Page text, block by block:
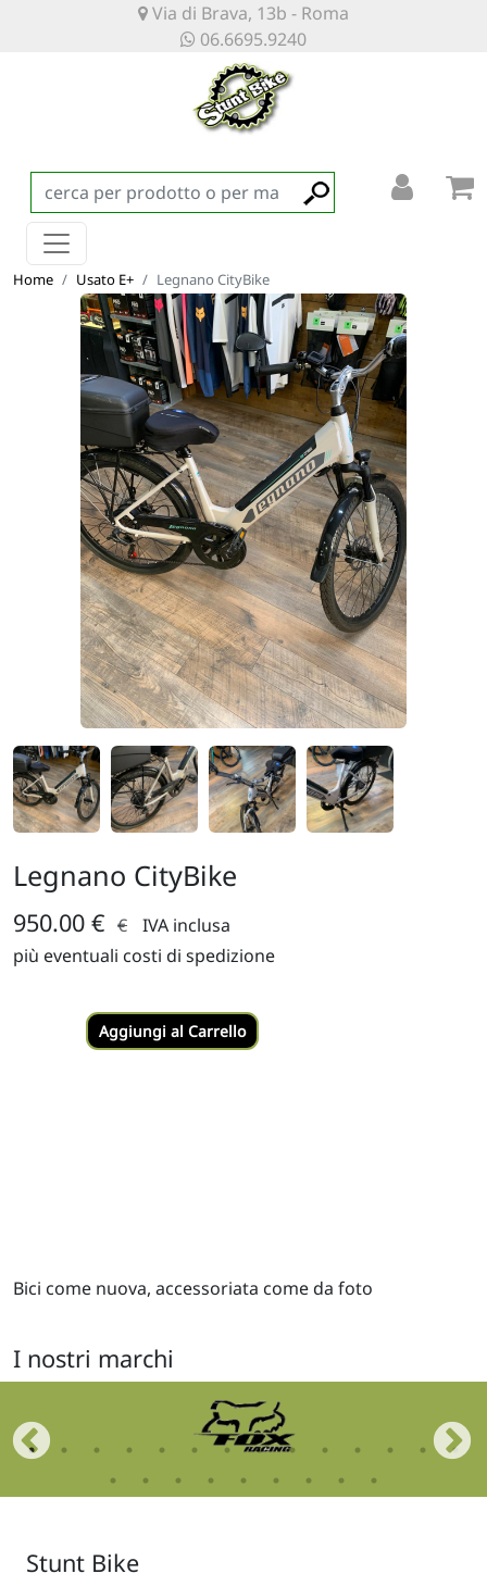
Via di Brava, 13b - Roma
06.6695.9240
Home Usato E+ Legnano CityBike
Legnano CityBike
950.00 € €
IVA inclusa
più eventuali costi di spedizione
Aggiungi al Carrello
Bici come nuova, accessoriata come da foto
I nostri marchi
Stunt Bike